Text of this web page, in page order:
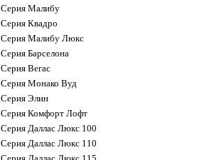
Серия Малибу
Серия Квадро
Серия Малибу Люкс
Серия Барселона
Серия Вегас
Серия Монако Вуд
Серия Элин
Серия Комфорт Лофт
Серия Даллас Люкс 100
Серия Даллас Люкс 110